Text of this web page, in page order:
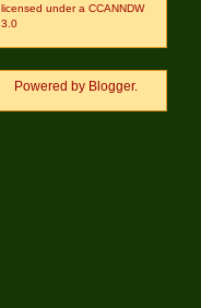
licensed under a CCANNDW
3.0
Powered by Blogger.